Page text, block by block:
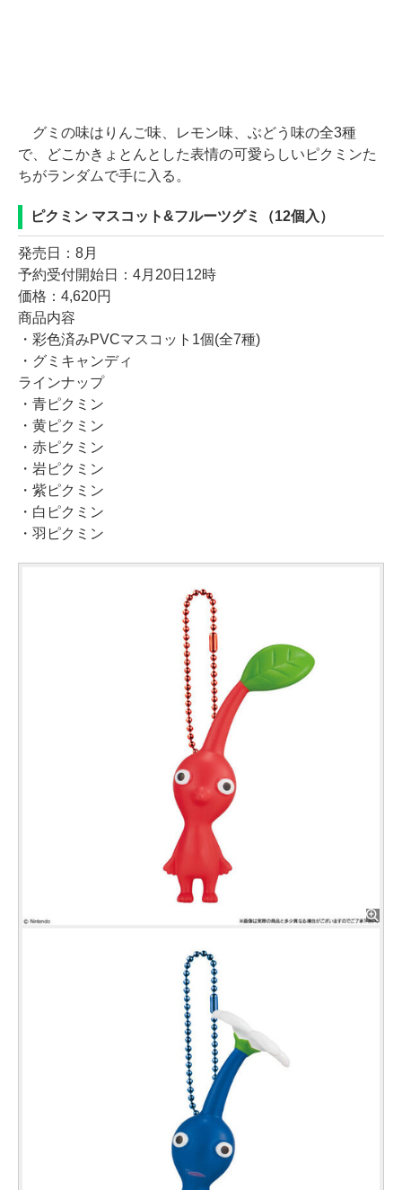
グミの味はりんご味、レモン味、ぶどう味の全3種
で、どこかきょとんとした表情の可愛らしいピクミンた
ちがランダムで手に入る。
ピクミン マスコット&フルーツグミ（12個入）
発売日：8月
予約受付開始日：4月20日12時
価格：4,620円
商品内容
・彩色済みPVCマスコット1個(全7種)
・グミキャンディ
ラインナップ
・青ピクミン
・黄ピクミン
・赤ピクミン
・岩ピクミン
・紫ピクミン
・白ピクミン
・羽ピクミン